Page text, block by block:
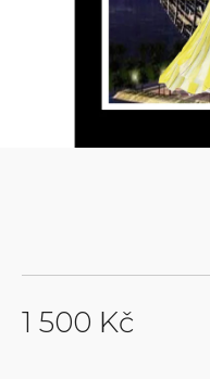
1 500 Kč